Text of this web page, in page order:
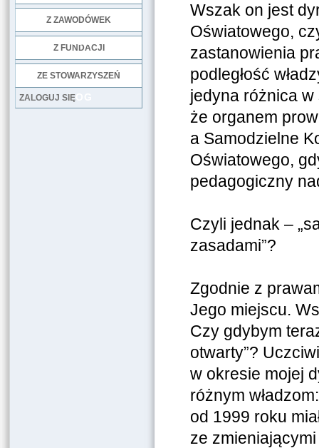
Z ZAWODÓWEK
Z FUNDACJI
ZE STOWARZYSZEŃ
LOG
ZALOGUJ SIĘ
Wszak on jest
Oświatowego,
zastanowienia
podległość
jedyna różnica
że organem
a Samodzielne
Oświatowego,
pedagogiczny
Czyli jednak –
zasadami”?
Zgodnie z
Jego miejscu.
Czy gdybym
otwarty”?
w okresie mojej
różnym
od 1999 roku
ze